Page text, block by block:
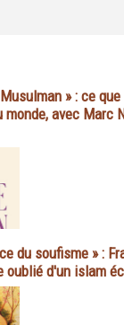
» : ce
monde, avec Marc
du soufisme » :
oublié d'un islam